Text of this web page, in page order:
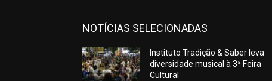
NOTÍCIAS SELECIONADAS
Instituto Tradição & Saber leva
diversidade musical à 3ª Feira
Cultural